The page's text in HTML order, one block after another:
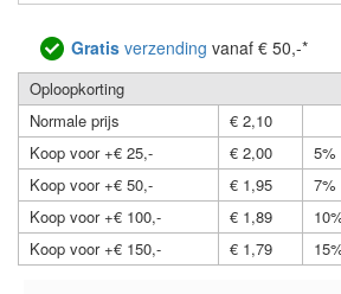
Gratis verzending vanaf € 50,-*
Oploopkorting
Normale prijs
€ 2,10
Koop voor +€ 25,-
€ 2,00
5%
Koop voor +€ 50,-
€ 1,95
7%
Koop voor +€ 100,-
€ 1,89
Koop voor +€ 150,-
€ 1,79